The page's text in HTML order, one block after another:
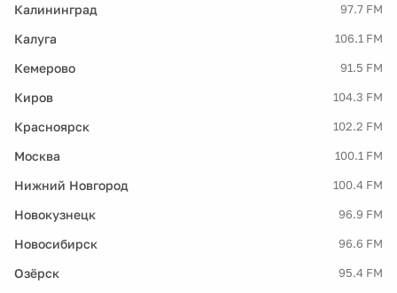
Калининград 97.7 FM
Калуга 106.1 FM
Кемерово 91.5 FM
Киров 104.3 FM
Красноярск 102.2 FM
Москва 100.1 FM
Нижний Новгород 100.4 FM
Новокузнецк 96.9 FM
Новосибирск 96.6 FM
Озёрск 95.4 FM